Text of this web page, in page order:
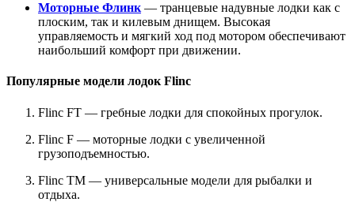
Моторные Флинк — транцевые надувные лодки как с
плоским, так и килевым днищем. Высокая
управляемость и мягкий ход под мотором обеспечивают
наибольший комфорт при движении.
Популярные модели лодок Flinc
Flinc FT — гребные лодки для спокойных прогулок.
Flinc F — моторные лодки с увеличенной
грузоподъемностью.
Flinc TM — универсальные модели для рыбалки и
отдыха.